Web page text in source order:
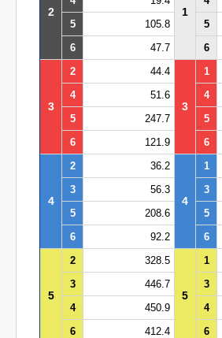
2 1
5
105.8 5
6
47.7 6
3
2 44.4
3
1
4
51.6 4
5
247.7 5
6
121.9 6
4
2 36.2
4
1
3
56.3 3
5
208.6 5
6
92.2 6
5
2 328.5
5
1
3
446.7 3
4
450.9 4
6
412.4 6